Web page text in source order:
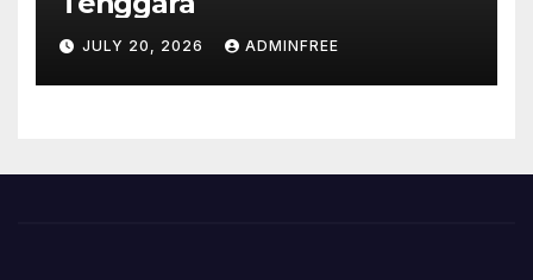
JULY 20, 2026 ADMINFREE